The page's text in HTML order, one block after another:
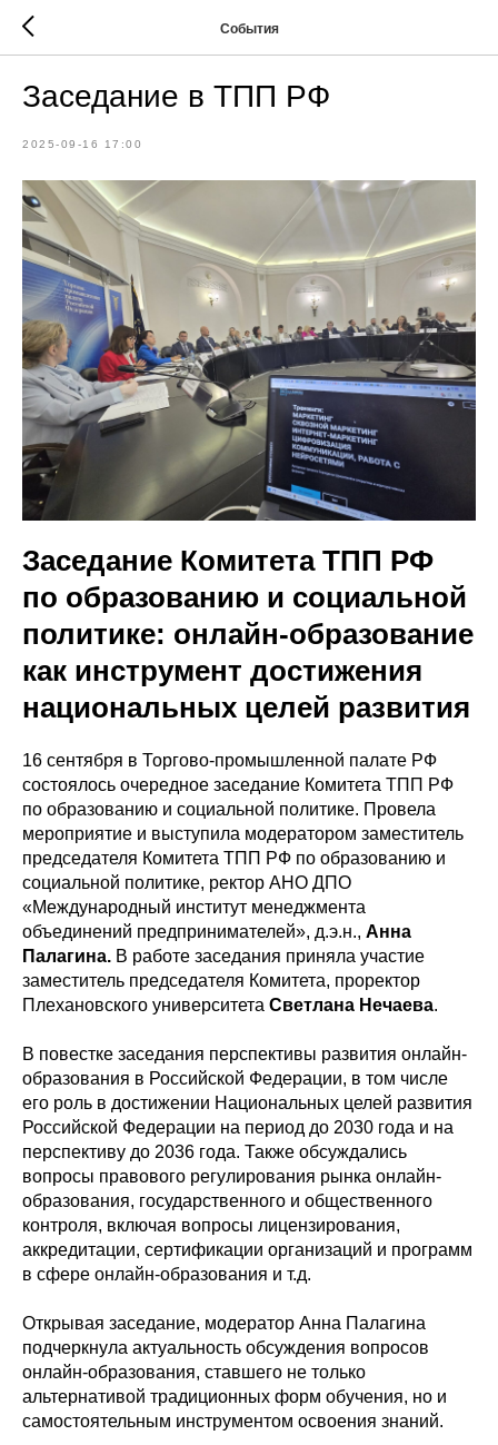
События
Заседание в ТПП РФ
2025-09-16 17:00
Заседание Комитета ТПП РФ
по образованию и социальной
политике: онлайн-образование
как инструмент достижения
национальных целей развития
16 сентября в Торгово-промышленной палате РФ
состоялось очередное заседание Комитета ТПП РФ
по образованию и социальной политике. Провела
мероприятие и выступила модератором заместитель
председателя Комитета ТПП РФ по образованию и
социальной политике, ректор АНО ДПО
«Международный институт менеджмента
объединений предпринимателей», д.э.н., Анна
Палагина. В работе заседания приняла участие
заместитель председателя Комитета, проректор
Плехановского университета Светлана Нечаева.
В повестке заседания перспективы развития онлайн-
образования в Российской Федерации, в том числе
его роль в достижении Национальных целей развития
Российской Федерации на период до 2030 года и на
перспективу до 2036 года. Также обсуждались
вопросы правового регулирования рынка онлайн-
образования, государственного и общественного
контроля, включая вопросы лицензирования,
аккредитации, сертификации организаций и программ
в сфере онлайн-образования и т.д.
Открывая заседание, модератор Анна Палагина
подчеркнула актуальность обсуждения вопросов
онлайн-образования, ставшего не только
альтернативой традиционных форм обучения, но и
самостоятельным инструментом освоения знаний.